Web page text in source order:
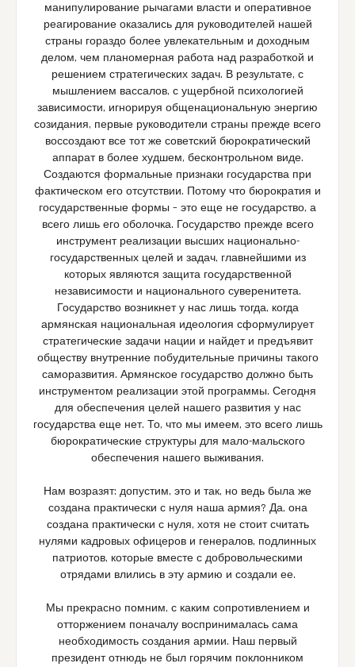
манипулирование рычагами власти и оперативное
реагирование оказались для руководителей нашей
страны гораздо более увлекательным и доходным
делом, чем планомерная работа над разработкой и
решением стратегических задач. В результате, с
мышлением вассалов, с ущербной психологией
зависимости, игнорируя общенациональную энергию
созидания, первые руководители страны прежде всего
воссоздают все тот же советский бюрократический
аппарат в более худшем, бесконтрольном виде.
Создаются формальные признаки государства при
фактическом его отсутствии. Потому что бюрократия и
государственные формы – это еще не государство, а
всего лишь его оболочка. Государство прежде всего
инструмент реализации высших национально-
государственных целей и задач, главнейшими из
которых являются защита государственной
независимости и национального суверенитета.
Государство возникнет у нас лишь тогда, когда
армянская национальная идеология сформулирует
стратегические задачи нации и найдет и предъявит
обществу внутренние побудительные причины такого
саморазвития. Армянское государство должно быть
инструментом реализации этой программы. Сегодня
для обеспечения целей нашего развития у нас
государства еще нет. То, что мы имеем, это всего лишь
бюрократические структуры для мало-мальского
обеспечения нашего выживания.
Нам возразят: допустим, это и так, но ведь была же
создана практически с нуля наша армия? Да, она
создана практически с нуля, хотя не стоит считать
нулями кадровых офицеров и генералов, подлинных
патриотов, которые вместе с добровольческими
отрядами влились в эту армию и создали ее.
Мы прекрасно помним, с каким сопротивлением и
отторжением поначалу воспринималась сама
необходимость создания армии. Наш первый
президент отнюдь не был горячим поклонником